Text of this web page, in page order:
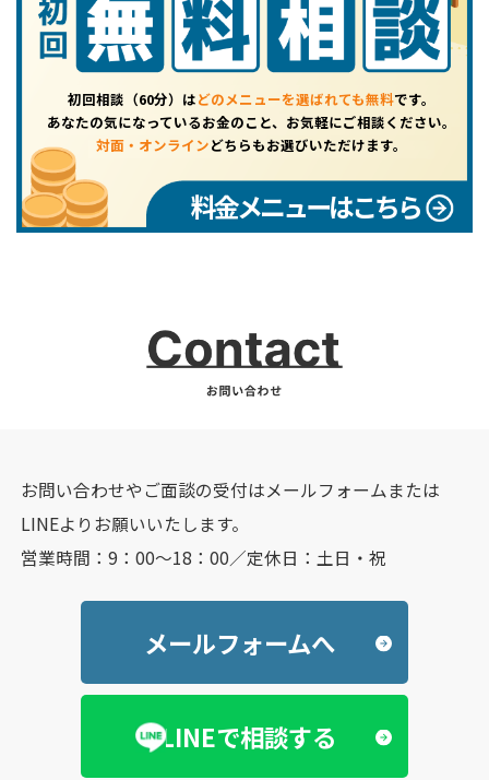
初回相談（60分）はどのメニューを選ばれても無料です。
あなたの気になっているお金のこと、お気軽にご相談ください。
対面・オンラインどちらもお選びいただけます。
料金メニューはこちら
お問い合わせやご面談の受付はメールフォームまたは
LINEよりお願いいたします。
営業時間：9：00～18：00／定休日：土日・祝
メールフォームへ
LINEで相談する